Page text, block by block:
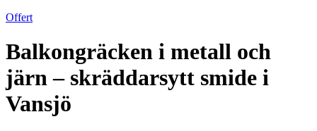
Offert
Balkongräcken i metall och
järn – skräddarsytt smide i
Vansjö